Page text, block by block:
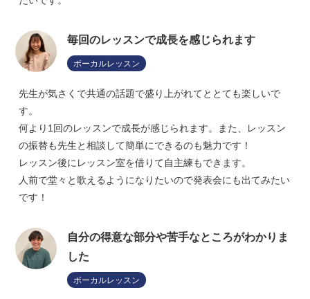
毎回のレッスンで成長を感じられます
ボーカルレッスン
先生が気さくで共通の話題で盛り上がれてととても楽しいで
す。
何より1回のレッスンで成長が感じられます。また、レッスン
の振替も先生と相談して簡単にできるのも魅力です！
レッスン後にレッスン室を借りて自主練もできます。
人前で堂々と歌えるようになりたいので発表会にも出てみたい
です！
自分の得意な部分や苦手なところがわかりま
した
ボーカルレッスン